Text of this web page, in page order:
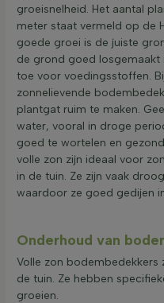
groeisnelheid. Het aantal
meter staat vermeld op de
goede groei is de juiste
de grond goed
toe voor voedingsstoffen.
zonnelievende
plantgat ruim te maken.
water, vooral in droge
goed te wortelen en
volle zon zijn ideaal voor
in de tuin. Ze zijn vaak
waardoor ze goed gedijen
Onderhoud van
Volle zon bodembedekkers
de tuin. Ze hebben
groeien.